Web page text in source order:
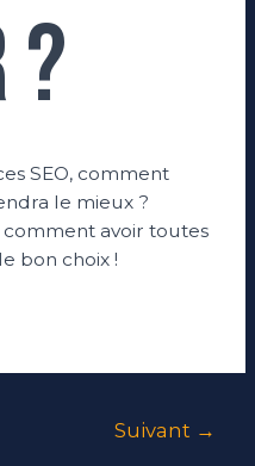
SEO, comment
le mieux ?
avoir toutes
bon choix !
Suivant →